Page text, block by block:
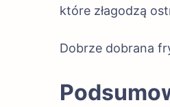
które złagodzą
Dobrze dobrana